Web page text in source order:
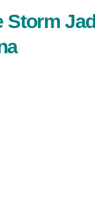
Storm